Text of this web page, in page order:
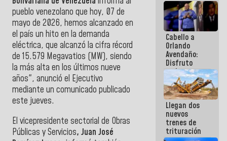
pueblo venezolano que hoy, 07 de
mayo de 2026, hemos alcanzado en
el país un hito en la demanda
eléctrica, que alcanzó la cifra récord
de 15.579 Megavatios (MW), siendo
la más alta en los últimos nueve
años", anunció el Ejecutivo
mediante un comunicado publicado
este jueves.
El vicepresidente sectorial de Obras
Públicas y Servicios, Juan José
Cabello a
Orlando
Avendaño:
Disfruto
cada vez
que escribes
porque lo
que haces
es
embarrarla
Llegan dos
nuevos
trenes de
trituración